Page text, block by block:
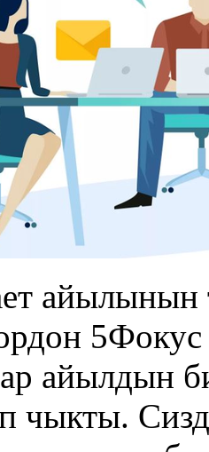
айылдын
чыкты.